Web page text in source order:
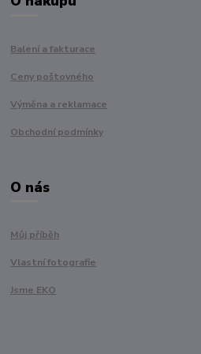
Balení a fakturace
Ceny poštovného
Výměna a reklamace
Obchodní podmínky
O nás
Můj příběh
Vlastní fotografie
Jsme EKO